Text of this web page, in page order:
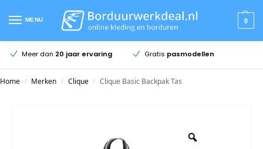
MENU 0
Meer dan 20 jaar ervaring Gratis pasmodellen
Home / Merken / Clique / Clique Basic Backpak Tas